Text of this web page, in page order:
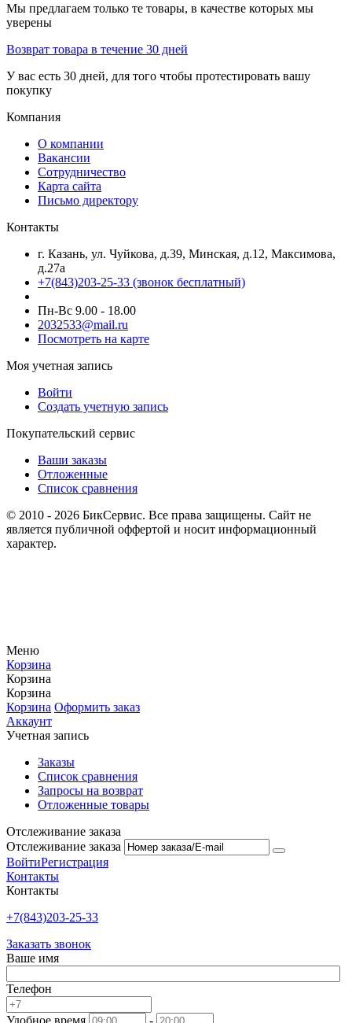
Мы предлагаем только те товары, в качестве которых мы
уверены
Возврат товара в течение 30 дней
У вас есть 30 дней, для того чтобы протестировать вашу
покупку
Компания
О компании
Вакансии
Сотрудничество
Карта сайта
Письмо директору
Контакты
г. Казань, ул. Чуйкова, д.39, Минская, д.12, Максимова,
д.27а
+7(843)203-25-33 (звонок бесплатный)
Пн-Вс 9.00 - 18.00
2032533@mail.ru
Посмотреть на карте
Моя учетная запись
Войти
Создать учетную запись
Покупательский сервис
Ваши заказы
Отложенные
Список сравнения
© 2010 - 2026 БикСервис. Все права защищены. Сайт не
является публичной оффертой и носит информационный
характер.
Меню
Корзина
Корзина
Корзина
Корзина Оформить заказ
Аккаунт
Учетная запись
Заказы
Список сравнения
Запросы на возврат
Отложенные товары
Отслеживание заказа
Отслеживание заказа
ВойтиРегистрация
Контакты
Контакты
+7(843)203-25-33
Заказать звонок
Ваше имя
Телефон
Удобное время -